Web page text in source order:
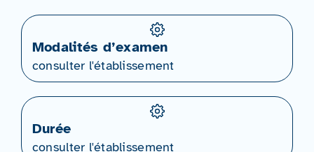
Modalités d’examen
consulter l'établissement
Durée
consulter l'établissement